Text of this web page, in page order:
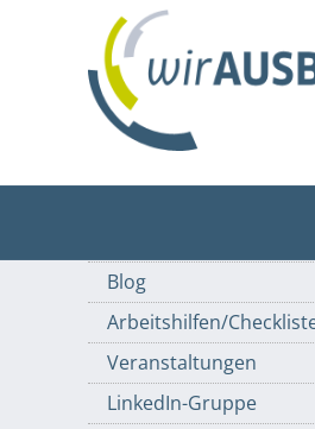
Blog
Arbeitshilfen/
Veranstaltungen
LinkedIn-Gruppe